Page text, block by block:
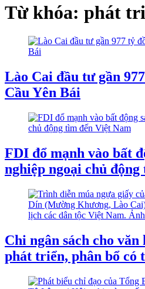
Từ khóa: phát
Lào Cai đầu tư gần
Cầu Yên Bái
FDI đổ mạnh vào bất
nghiệp ngoại chủ
Chi ngân sách cho
phát triển, phân bổ có